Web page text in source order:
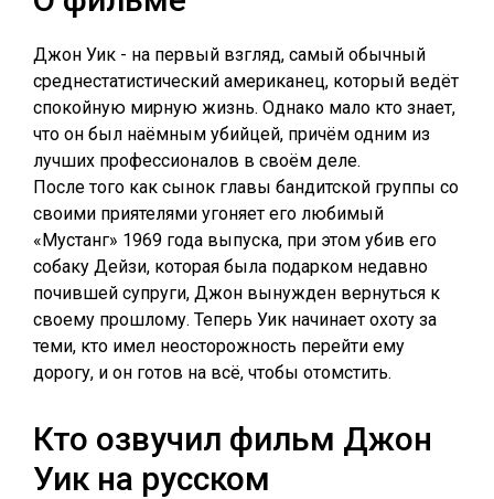
Джон Уик - на первый взгляд, самый обычный
среднестатистический американец, который ведёт
спокойную мирную жизнь. Однако мало кто знает,
что он был наёмным убийцей, причём одним из
лучших профессионалов в своём деле.
После того как сынок главы бандитской группы со
своими приятелями угоняет его любимый
«Мустанг» 1969 года выпуска, при этом убив его
собаку Дейзи, которая была подарком недавно
почившей супруги, Джон вынужден вернуться к
своему прошлому. Теперь Уик начинает охоту за
теми, кто имел неосторожность перейти ему
дорогу, и он готов на всё, чтобы отомстить.
Кто озвучил фильм Джон
Уик на русском